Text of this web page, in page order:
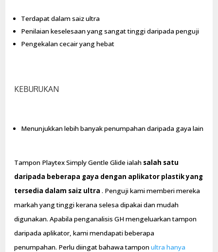
Terdapat dalam saiz ultra
Penilaian keselesaan yang sangat tinggi daripada penguji
Pengekalan cecair yang hebat
KEBURUKAN
Menunjukkan lebih banyak penumpahan daripada gaya lain
Tampon Playtex Simply Gentle Glide ialah salah satu
daripada beberapa gaya dengan aplikator plastik yang
tersedia dalam saiz ultra . Penguji kami memberi mereka
markah yang tinggi kerana selesa dipakai dan mudah
digunakan. Apabila penganalisis GH mengeluarkan tampon
daripada aplikator, kami mendapati beberapa
penumpahan. Perlu diingat bahawa tamponultra hanya